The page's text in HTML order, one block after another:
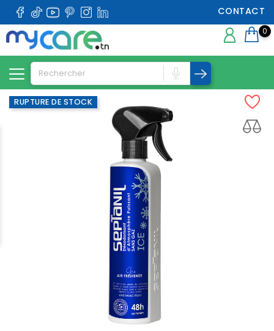
CONTACT
0
RUPTURE DE STOCK